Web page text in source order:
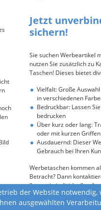
Jetzt
sichern!
Sie suchen Werbeartikel
nutzen Sie zusätzlich zu
Taschen! Dieses bietet
Vielfalt: Große
in verschiedenen
Bedruckbar: Lassen
bedrucken
Über kurz oder lang:
oder mit kurzen Griffen
Ausdauernd: Dieser
Gebrauch bei Ihren
Werbetaschen kommen
Betracht? Dann
Ihnen ein individuelles
der Website
ausgewählten